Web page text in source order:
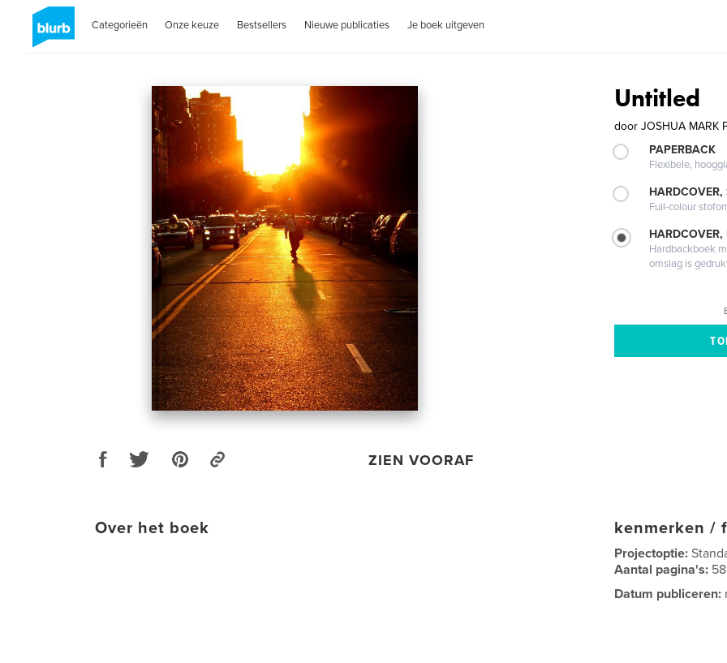
Categorieën Onze keuze Bestsellers Nieuwe publicaties Je boek uitgeven
ZIEN VOORAF
Untitled
door JOSHUA MARK
PAPERBACK
Flexibele,
HARDCOVER,
Full-colour
Hardbackboek
omslag is
Over het boek kenmerken /
Projectoptie:
Aantal pagina's: 58
Datum publiceren: